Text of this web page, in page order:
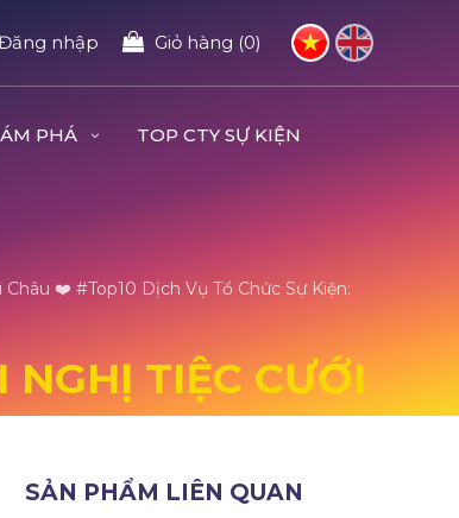
nhập Giỏ hàng (0)
PHÁ
TOP CTY SỰ KIỆN
Châu ❤️️ #top10 Dịch Vụ Tổ Chức Sự Kiện:
TIỆC CƯỚI
SẢN PHẨM LIÊN QUAN